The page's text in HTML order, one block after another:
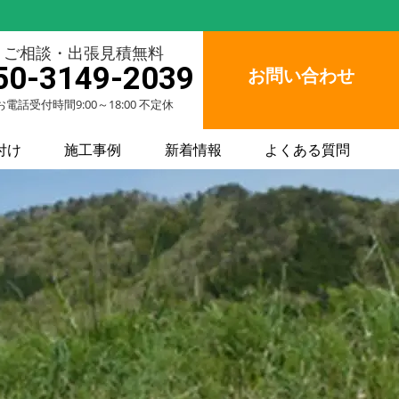
ご相談・出張見積無料
3149-2039
電話受付時間9:00～18:00 不定休
お問い合わせ
け 施工事例 新着情報 よくある質問